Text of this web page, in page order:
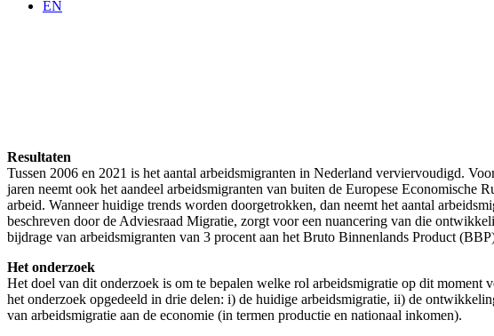
EN
Resultaten
Tussen 2006 en 2021 is het aantal arbeidsmigranten in Nederland verviervoudigd.
jaren neemt ook het aandeel arbeidsmigranten van buiten de Europese
arbeid. Wanneer huidige trends worden doorgetrokken, dan neemt het aantal
beschreven door de Adviesraad Migratie, zorgt voor een nuancering van die
bijdrage van arbeidsmigranten van 3 procent aan het Bruto Binnenlands Product
Het onderzoek
Het doel van dit onderzoek is om te bepalen welke rol arbeidsmigratie op dit
het onderzoek opgedeeld in drie delen: i) de huidige arbeidsmigratie, ii) de
van arbeidsmigratie aan de economie (in termen productie en nationaal inkomen).